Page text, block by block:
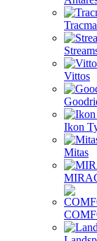
Vittos
Ikon
Mitas